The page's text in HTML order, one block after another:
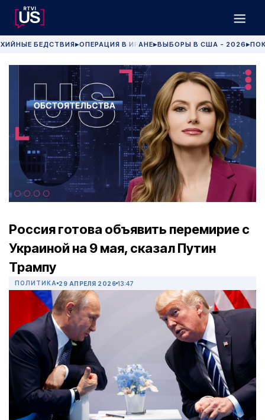
БЕДСТВИЯ▶ОПЕРАЦИЯ В ИРАНЕ▶ВЫБОРЫ В США - 2026 ▶
Россия готова объявить перемирие с
Украиной на 9 мая, сказал Путин
Трампу
ПОЛИТИКА 29 АПРЕЛЯ 2026 13:47